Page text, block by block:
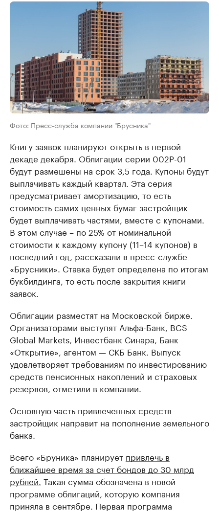
Фото: Пресс-служба компании "Брусника"
Книгу заявок планируют открыть в первой
декаде декабря. Облигации серии 002Р-01
будут размешены на срок 3,5 года. Купоны будут
выплачивать каждый квартал. Эта серия
предусматривает амортизацию, то есть
стоимость самих ценных бумаг застройщик
будет выплачивать частями, вместе с купонами.
В этом случае – по 25% от номинальной
стоимости к каждому купону (11–14 купонов) в
последний год, рассказали в пресс-службе
«Брусники». Ставка будет определена по итогам
букбилдинга, то есть после закрытия книги
заявок.
Облигации разместят на Московской бирже.
Организаторами выступят Альфа-Банк, BCS
Global Markets, Инвестбанк Синара, Банк
«Открытие», агентом — СКБ Банк. Выпуск
удовлетворяет требованиям по инвестированию
средств пенсионных накоплений и страховых
резервов, отметили в компании.
Основную часть привлеченных средств
застройщик направит на пополнение земельного
банка.
Всего «Бруника» планирует привлечь в
ближайшее время за счет бондов до 30 млрд
рублей. Такая сумма обозначена в новой
программе облигаций, которую компания
приняла в сентябре. Первая программа